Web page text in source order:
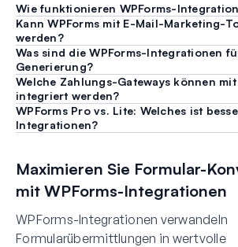
Wie funktionieren WPForms-
Kann WPForms mit E-Mail-Marketing-
werden?
Was sind die WPForms-Integrationen
Generierung?
Welche Zahlungs-Gateways können mit
integriert werden?
WPForms Pro vs. Lite: Welches ist
Integrationen?
Maximieren Sie Formular-
mit WPForms-Integrationen
WPForms-Integrationen verwandeln
Formularübermittlungen in wertvolle